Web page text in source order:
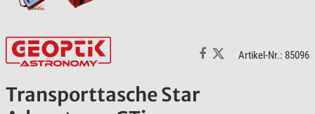
Artikel-Nr.: 85096
Transporttasche Star